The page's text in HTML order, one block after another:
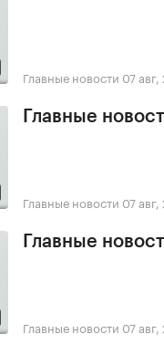
Главные новости 07
Главные
Главные новости 07
Главные
Главные новости 07